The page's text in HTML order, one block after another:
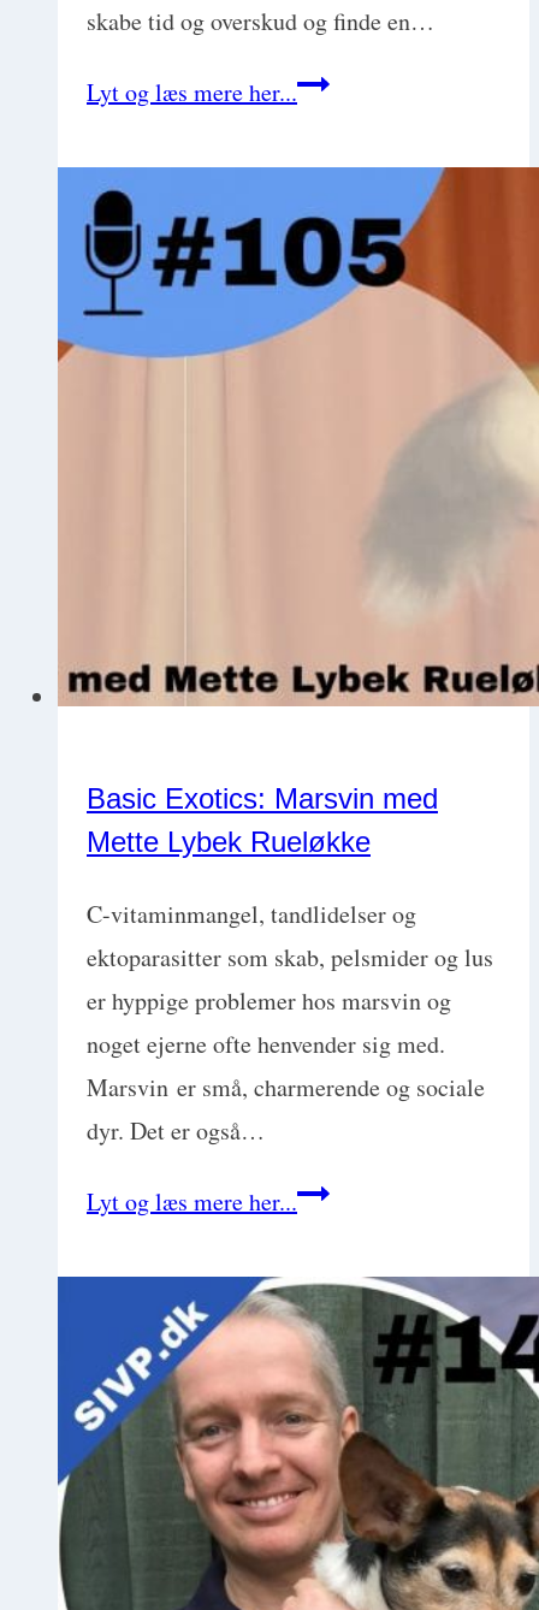
skabe tid og overskud og finde en…
Lyt og læs mere her...Konstante
i
arbejdet
spolerer
din
i
Trine
Kolding
Basic Exotics: Marsvin med
Mette Lybek Rueløkke
C-vitaminmangel, tandlidelser og
ektoparasitter som skab, pelsmider og lus
er hyppige problemer hos marsvin og
noget ejerne ofte henvender sig med.
Marsvin er små, charmerende og sociale
dyr. Det er også…
Lyt og læs mere her...Basic
Marsvin
med
Mette
Lybek
Rueløkke